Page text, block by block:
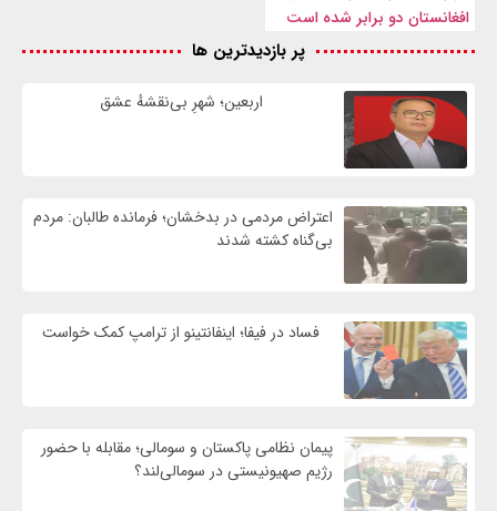
افغانستان دو برابر شده است
پر بازدیدترین ها
اربعین؛ شهرِ بی‌نقشهٔ عشق
اعتراض مردمی در بدخشان؛ فرمانده طالبان: مردم
بی‌گناه کشته شدند
فساد در فیفا؛ اینفانتینو از ترامپ کمک خواست
پیمان نظامی پاکستان و سومالی؛ مقابله با حضور
رژيم صهیونیستی در سومالی‌لند؟